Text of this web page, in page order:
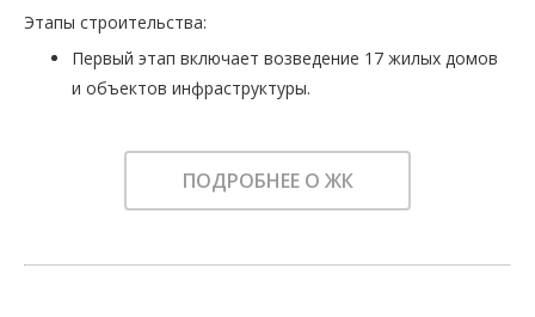
Этапы строительства:
Первый этап включает возведение 17 жилых домов
и объектов инфраструктуры.
ПОДРОБНЕЕ О ЖК